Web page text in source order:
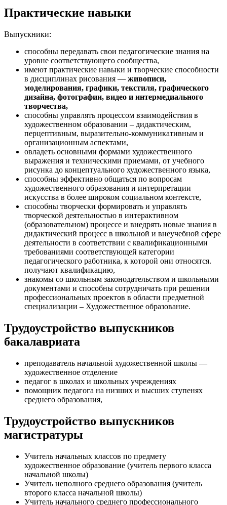
Практические навыки
Выпускники:
способны передавать свои педагогические знания на
уровне соответствующего сообщества,
имеют практические навыки и творческие способности
в дисциплинах рисования — живописи,
моделирования, графики, текстиля, графического
дизайна, фотографии, видео и интермедиального
творчества,
способны управлять процессом взаимодействия в
художественном образовании – дидактическим,
перцептивным, выразительно-коммуникативным и
организационным аспектами,
овладеть основными формами художественного
выражения и техническими приемами, от учебного
рисунка до концептуального художественного языка,
способны эффективно общаться по вопросам
художественного образования и интерпретации
искусства в более широком социальном контексте,
способны творчески формировать и управлять
творческой деятельностью в интерактивном
(образовательном) процессе и внедрять новые знания в
дидактический процесс в школьной и внеучебной сфере
деятельности в соответствии с квалификационными
требованиями соответствующей категории
педагогического работника, к которой они относятся.
получают квалификацию,
знакомы со школьным законодательством и школьными
документами и способны сотрудничать при решении
профессиональных проектов в области предметной
специализации – Художественное образование.
Трудоустройство выпускников
бакалавриата
преподаватель начальной художественной школы —
художественное отделение
педагог в школах и школьных учреждениях
помощник педагога на низших и высших ступенях
среднего образования,
Трудоустройство выпускников
магистратуры
Учитель начальных классов по предмету
художественное образование (учитель первого класса
начальной школы)
Учитель неполного среднего образования (учитель
второго класса начальной школы)
Учитель начального среднего профессионального